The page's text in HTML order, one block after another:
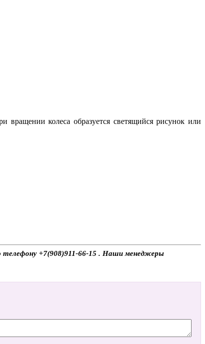
вращении колеса образуется светящийся рисунок или
телефону +7(908)911-66-15 . Наши менеджеры